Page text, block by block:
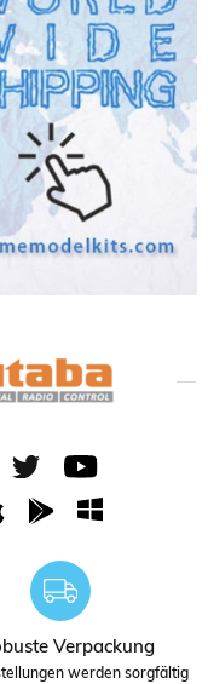
Verpackung
werden sorgfältig